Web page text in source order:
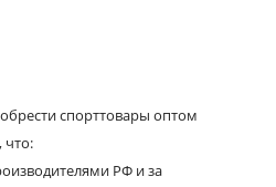
спорттовары оптом
что:
РФ и за